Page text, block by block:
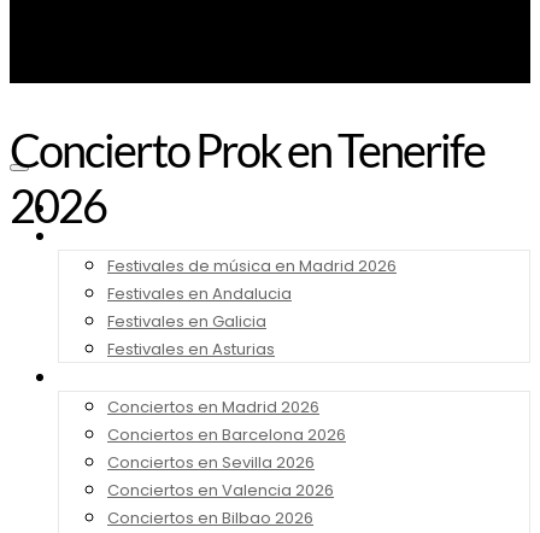
Noticias
Festivales de música en Madrid 2026
Festivales en Andalucia
Festivales en Galicia
Festivales en Asturias
Conciertos en Madrid 2026
Conciertos en Barcelona 2026
Conciertos en Sevilla 2026
Conciertos en Valencia 2026
Conciertos en Bilbao 2026
Concierto Prok en Tenerife
2026